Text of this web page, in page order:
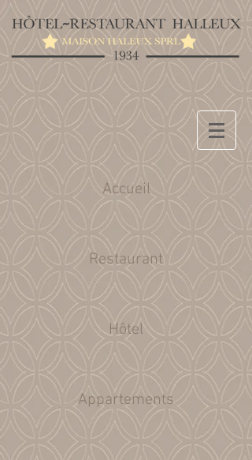
Accueil
Restaurant
Hôtel
Appartements